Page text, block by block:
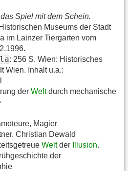
Spiel mit dem Schein.
Museums der Stadt
im Lainzer Tiergarten vom
: 256 S. Wien: Historisches
Wien. Inhalt u.a.:
der Weltdurch mechanische
Magier
Christian Dewald
Weltder Illusion.
der